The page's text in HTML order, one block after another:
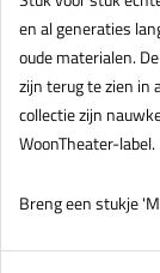
en al generaties
oude materialen.
zijn terug te zien in
collectie zijn
WoonTheater-label.
Breng een stukje